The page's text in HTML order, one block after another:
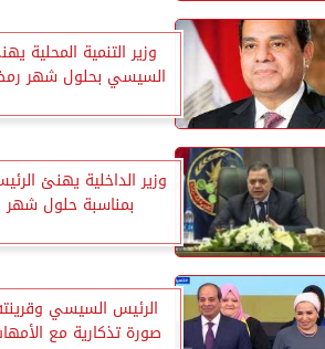
وزير التنمية المحلية
السيسي بحلول شهر
وزير الداخلية يهنئ
بمناسبة حلول شهر
الرئيس السيسي
صورة تذكارية مع